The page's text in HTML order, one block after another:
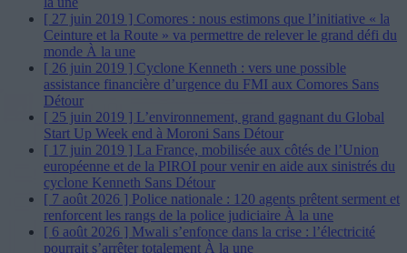
[ 27 juin 2019 ] Comores : nous estimons que l’initiative « la
Ceinture et la Route » va permettre de relever le grand défi du
monde À la une
[ 26 juin 2019 ] Cyclone Kenneth : vers une possible
assistance financière d’urgence du FMI aux Comores Sans
Détour
[ 25 juin 2019 ] L’environnement, grand gagnant du Global
Start Up Week end à Moroni Sans Détour
[ 17 juin 2019 ] La France, mobilisée aux côtés de l’Union
européenne et de la PIROI pour venir en aide aux sinistrés du
cyclone Kenneth Sans Détour
[ 7 août 2026 ] Police nationale : 120 agents prêtent serment et
renforcent les rangs de la police judiciaire À la une
[ 6 août 2026 ] Mwali s’enfonce dans la crise : l’électricité
pourrait s’arrêter totalement À la une